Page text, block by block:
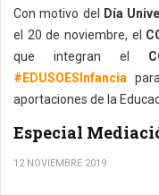
Con motivo del Día
el 20 de noviembre, el
que integran el
#EDUSOESInfancia
aportaciones de la
Especial
12 NOVIEMBRE 2019